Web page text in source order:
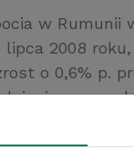
w Rumunii
2008
o 0,6% p.
z
wzrostu